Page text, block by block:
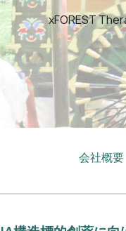
navigationxFOREST
会社概要